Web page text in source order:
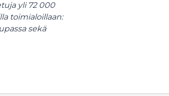
yli 72 000
toimialoillaan:
sekä